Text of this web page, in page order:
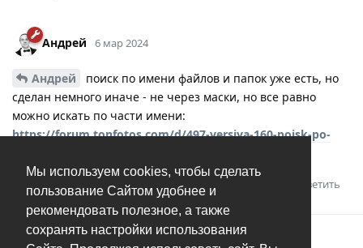
Мы используем cookies, чтобы сделать
пользование Сайтом удобнее и
рекомендовать полезное, а также
сохранять настройки использования
Андрей 6 мар 2024
Андрей
поиск по имени файлов и папок уже есть, но
сделан немного иначе - не через маски, но все равно
можно искать по части имени:
https://forum.tonfotos.com/d/497-versiya-160-poisk-po-
Ответить
Андрейдобавил(а) тег.